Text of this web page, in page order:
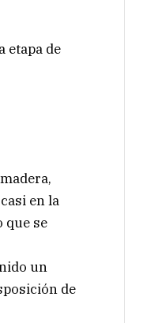
etapa de
en la
que se
un
de